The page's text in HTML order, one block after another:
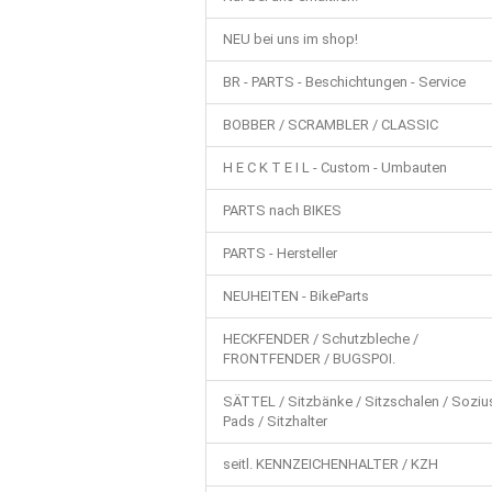
FAHRWERK / RÄDER / STOSSDÄMPFER /
BELEUCHTUNG / SCHEINWERFER /
BEKLEIDUNG / HELME / TASCHEN / USW.
CHOPPER - CUSTOM - PARTS NEU
STAHLFLEX - GAS-, BREMS- UND
NEU bei uns im shop!
BR - PARTS - Beschichtungen - Service
BOBBER / SCRAMBLER / CLASSIC
H E C K T E I L - Custom - Umbauten
PARTS nach BIKES
PARTS - Hersteller
NEUHEITEN - BikeParts
HECKFENDER / Schutzbleche /
FRONTFENDER / BUGSPOI.
SÄTTEL / Sitzbänke / Sitzschalen /
Pads / Sitzhalter
seitl. KENNZEICHENHALTER / KZH